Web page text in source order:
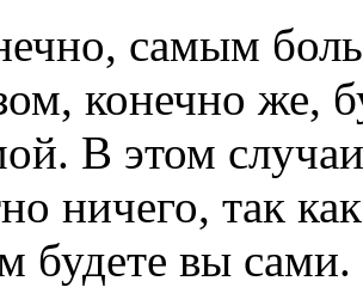
самым
конечно же,
В этом
ничего, так
будете вы сами.